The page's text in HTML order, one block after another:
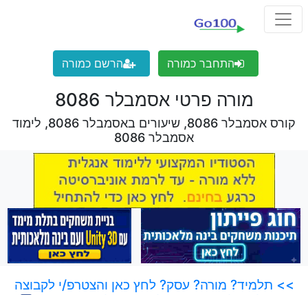
התחבר כמורה הרשם כמורה
מורה פרטי אסמבלר 8086
קורס אסמבלר 8086, שיעורים באסמבלר 8086, לימוד
אסמבלר 8086
>> תלמיד? מורה? עסק? לחץ כאן והצטרפ/י לקבוצה